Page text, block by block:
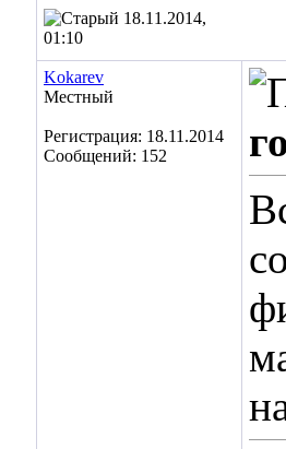
18.11.2014,
01:10
Kokarev
Местный
Регистрация: 18.11.2014
Сообщений: 152